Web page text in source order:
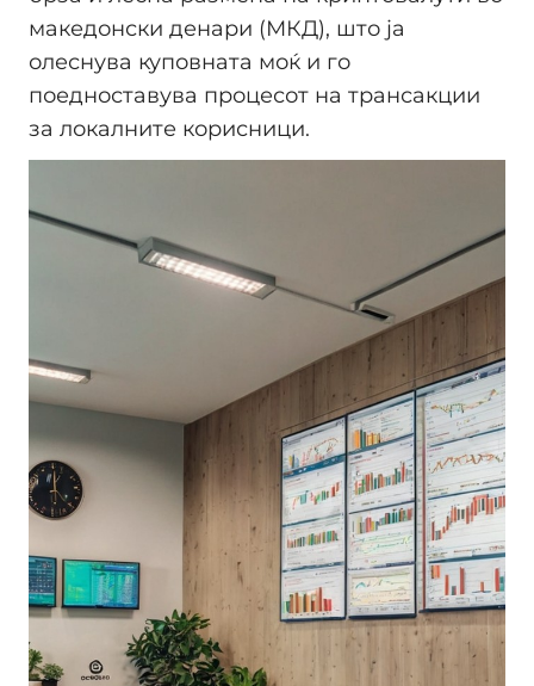
македонски денари (МКД), што ја
олеснува куповната моќ и го
поедноставува процесот на трансакции
за локалните корисници.